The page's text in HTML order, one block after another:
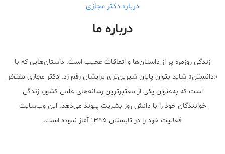
درباره دکتر مجازی
درباره ما
زندگی روزمره پر از داستان‌ها و اتفاقات عجیب است. داستان‌هایی که با
«دانستن» شاید بتوان پایان شیرین‌تری برایشان رقم زد. دکتر مجازی مفتخر
است که به‌عنوان یکی از معتبر‌ترین رسانه‌های علمی کشور، زندگی
خوانندگان خود را با دانش روز بشریت پیوند می‌دهد. این وب‌سایت
فعالیت خود را در تابستان ۱۳۹۵ آغاز نموده است.